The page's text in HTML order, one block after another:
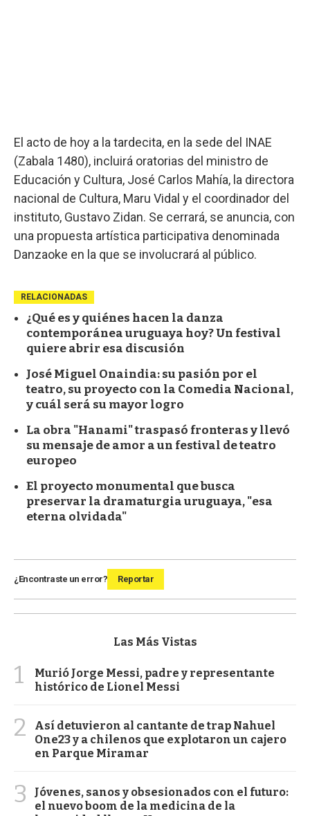
El acto de hoy a la tardecita, en la sede del INAE
(Zabala 1480), incluirá oratorias del ministro de
Educación y Cultura, José Carlos Mahía, la directora
nacional de Cultura, Maru Vidal y el coordinador del
instituto, Gustavo Zidan. Se cerrará, se anuncia, con
una propuesta artística participativa denominada
Danzaoke en la que se involucrará al público.
RELACIONADAS
¿Qué es y quiénes hacen la danza
contemporánea uruguaya hoy? Un festival
quiere abrir esa discusión
José Miguel Onaindia: su pasión por el
teatro, su proyecto con la Comedia Nacional,
y cuál será su mayor logro
La obra "Hanami" traspasó fronteras y llevó
su mensaje de amor a un festival de teatro
europeo
El proyecto monumental que busca
preservar la dramaturgia uruguaya, "esa
eterna olvidada"
¿Encontraste un error? Reportar
Las Más Vistas
1
Murió Jorge Messi, padre y representante
histórico de Lionel Messi
2
Así detuvieron al cantante de trap Nahuel
One23 y a chilenos que explotaron un cajero
en Parque Miramar
3
Jóvenes, sanos y obsesionados con el futuro:
el nuevo boom de la medicina de la